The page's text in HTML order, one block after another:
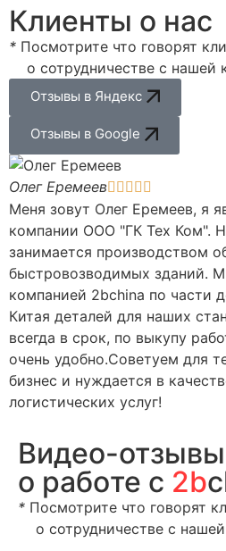
Клиенты о нас
* Посмотрите что говорят
о сотрудничестве с нашей
Отзывы в Яндекс
Отзывы в Google
Олег Еремеев    
Меня зовут Олег Еремеев, я
компании ООО "ГК Тех Ком".
занимается производством
быстровозводимых зданий.
компанией 2bchina по части
Китая деталей для наших
всегда в срок, по выкупу
очень удобно.Советуем для
бизнес и нуждается в
логистических услуг!
Видео-отзывы
о рабoте с 2b
* Посмотрите что говорят
о сотрудничестве с